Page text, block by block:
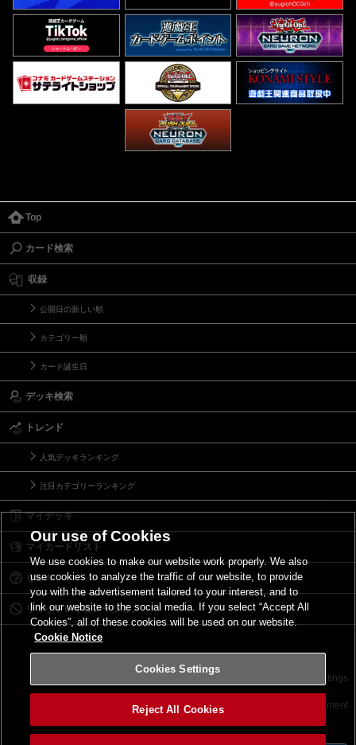
Top
カード検索
収録
公開日の新しい順
カテゴリー順
カード誕生日
デッキ検索
トレンド
人気デッキランキング
注目カテゴリーランキング
マイデッキ
マイカードリスト
Ｑ＆Ａ
リミットレギュレーション
サイトポリシー Cookies Settings
©2026 Konami Digital Entertainment
Our use of Cookies
We use cookies to make our website work properly. We also
use cookies to analyze the traffic of our website, to provide
you with the advertisement tailored to your interest, and to
link our website to the social media. If you select “Accept All
Cookies”, all of these cookies will be used on our website.
Cookie Notice
Cookies Settings
Reject All Cookies